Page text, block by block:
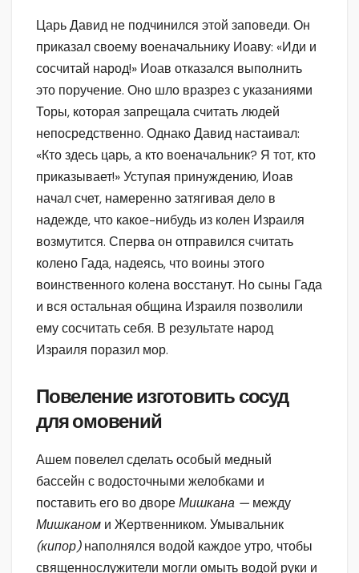
Царь Давид не подчинился этой заповеди. Он
приказал своему военачальнику Иоаву: «Иди и
сосчитай народ!» Иоав отказался выполнить
это поручение. Оно шло вразрез с указаниями
Торы, которая запрещала считать людей
непосредственно. Однако Давид настаивал:
«Кто здесь царь, а кто военачальник? Я тот, кто
приказывает!» Уступая принуждению, Иоав
начал счет, намеренно затягивая дело в
надежде, что какое-нибудь из колен Израиля
возмутится. Сперва он отправился считать
колено Гада, надеясь, что воины этого
воинственного колена восстанут. Но сыны Гада
и вся остальная община Израиля позволили
ему сосчитать себя. В результате народ
Израиля поразил мор.
Повеление изготовить сосуд
для омовений
Ашем повелел сделать особый медный
бассейн с водосточными желобками и
поставить его во двореМишкана — между
Мишканом и Жертвенником. Умывальник
(кипор)наполнялся водой каждое утро, чтобы
священнослужители могли омыть водой руки и